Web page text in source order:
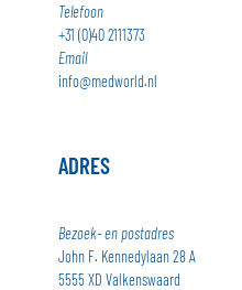
Telefoon
+31 (0)40 2111373
Email
info@medworld.nl
ADRES
Bezoek- en postadres
John F. Kennedylaan 28 A
5555 XD Valkenswaard